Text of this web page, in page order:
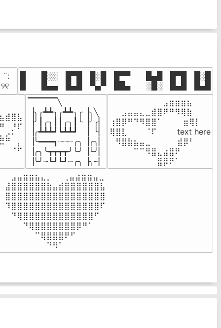
¨:⠀
█  █░░ █▀█ █░█ █▀▀  █▄█ █▀█ █░█
█  █▄▄ █▄█ ▀▄▀ ██▄  ░█░ █▄█ █▄█
▔▔▔▔▔╲
▕╮╭┻┻╮╭┻┻╮╭▕╮╲
▕╯┃╭╮┃┃╭╮┃╰▕╯╭▏
▕╭┻┻┻┛┗┻┻┛  ▕  ╰▏
▕╰━━━┓┈┈┈╭╮▕╭╮▏
▕╭╮╰┳┳┳┳╯╰╯▕╰╯▏
▕╰╯┈┗┛┗┛┈╭╮▕╮┈▏
⠀⠀⠀⠀⠀⠀⠀⠀⠀⣠⣶⣶⣶⣦⠀⠀
⠀⠀⣠⣤⣤⣄⣀⣾⣿⠟⠛⠻⢿⣷⠀
⢰⣿⡿⠛⠙⠻⣿⣿⠁⠀⠀ ⠀⣶⢿⡇
⢿⣿⣇⠀⠀⠀⠈⠏⠀⠀⠀ text here
⠀⠻⣿⣷⣦⣤⣀⠀⠀⠀ ⠀⣾⡿⠃⠀
⠀⠀⠀⠀⠉⠉⠻⣿⣄⣴⣿⠟⠀⠀⠀
⠀⠀⠀⠀⠀⠀⠀⠀⣿⡿⠟⠁⠀⠀⠀
⠀⣠⣤⣶⣶⣦⣄⡀  ⠀⢀⣤⣴⣶⣶⣤⣀⠀
⣼⣿⣿⣿⣿⣿⣿⣷⣤⣾⣿⣿⣿⣿⣿⣿⣧
⣿⣿⣿⣿⣿⣿⣿⣿⣿⣿⣿⣿⣿⣿⣿⣿⣿
⠹⣿⣿⣿⣿⣿⣿⣿⣿⣿⣿⣿⣿⣿⣿⣿⠏
⠀⠙⢿⣿⣿⣿⣿⣿⣿⣿⣿⣿⣿⣿⣿⠋⠀
⠀⠀⠀⠙⢿⣿⣿⣿⣿⣿⣿⣿⡿⠛⠁⠀⠀
⠀⠀⠀⠀⠀⠉⢿⣿⣿⣿⠟⠋⠀⠀⠀⠀⠀
⠀⠀⠀⠀⠀⠀⠀⠙⠻⠁⠀⠀⠀⠀⠀⠀⠀⠀⠀⠀⠀⠀⠀